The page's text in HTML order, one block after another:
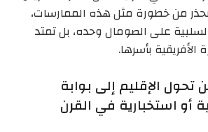
من خطورة مثل هذه الممارسات،
السلبية على الصومال وحده، بل تمتد
الأفريقية بأسرها.
الإقليم إلى بوابة
أو استخبارية في القرن